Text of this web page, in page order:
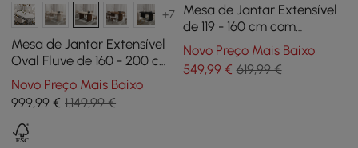
+7
Mesa de Jantar Extensível
Oval Fluve de 160 - 200 cm
com Extensão Borboleta
em Travertino Mate, para
4-6 Pessoas
Novo Preço Mais Baixo
999,99 € 1.149,99 €
Mesa de Jantar Extensível
de 119 - 160 cm com
Arrumação e Base
Canelada, 4-6 Lugares
Novo Preço Mais Baixo
549,99€ 619,99 €